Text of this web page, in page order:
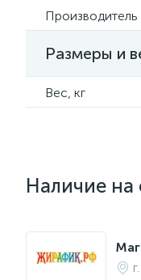
Производитель
Размеры и
Вес, кг
Наличие на